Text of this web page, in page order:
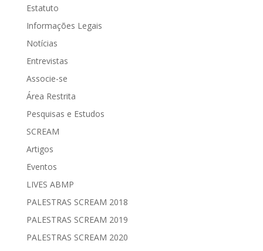
Estatuto
Informações Legais
Notícias
Entrevistas
Associe-se
Área Restrita
Pesquisas e Estudos
SCREAM
Artigos
Eventos
LIVES ABMP
PALESTRAS SCREAM 2018
PALESTRAS SCREAM 2019
PALESTRAS SCREAM 2020